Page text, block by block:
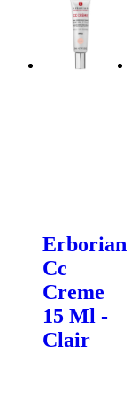
Erborian
Cc
Creme
15 Ml -
Clair